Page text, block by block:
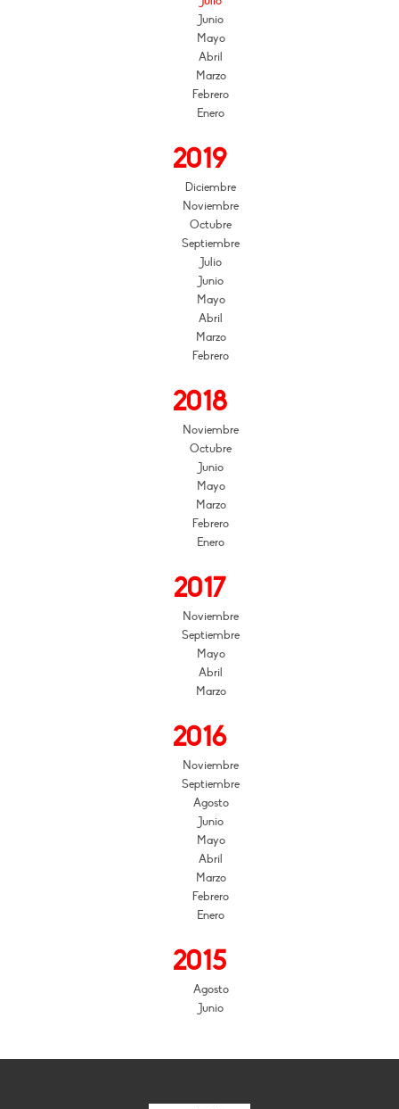
Junio
Mayo
Abril
Marzo
Febrero
Enero
2019
Diciembre
Noviembre
Octubre
Septiembre
Julio
Junio
Mayo
Abril
Marzo
Febrero
2018
Noviembre
Octubre
Junio
Mayo
Marzo
Febrero
Enero
2017
Noviembre
Septiembre
Mayo
Abril
Marzo
2016
Noviembre
Septiembre
Agosto
Junio
Mayo
Abril
Marzo
Febrero
Enero
2015
Agosto
Junio